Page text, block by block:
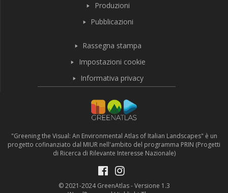
Produzioni
Pubblicazioni
Rassegna stampa
Impostazioni cookie
Informativa privacy
"Greening the Visual: An Environmental Atlas of Italian Landscapes" è un
progetto cofinanziato dal MIUR nell'ambito del programma PRIN (Progetti
di Ricerca di Rilevante Interesse Nazionale)
© 2021-2024 GreenAtlas - Versione 1.3